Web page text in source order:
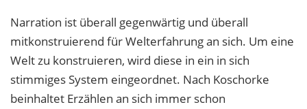
Narration ist überall gegenwärtig und überall
mitkonstruierend für Welterfahrung an sich. Um eine
Welt zu konstruieren, wird diese in ein in sich
stimmiges System eingeordnet. Nach Koschorke
beinhaltet Erzählen an sich immer schon